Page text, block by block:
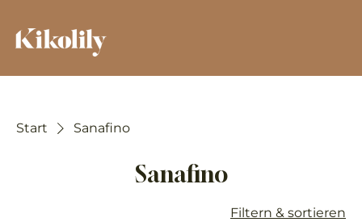
Start Sanafino
Sanafino
Filtern & sortieren